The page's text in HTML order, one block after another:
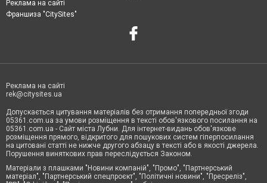
Реклама на сайті
Франшиза "CitySites"
Реклама на сайті
rek@citysites.ua
Допускається цитування матеріалів без отримання попередньої згоди
05361.com.ua за умови розміщення в тексті обов'язкового посилання на
05361.com.ua - Сайт міста Лубни. Для інтернет-видань обов'язкове
розміщення прямого, відкритого для пошукових систем гіперпосилання
на цитовані статті не нижче другого абзацу в тексті або в якості джерела.
Порушення виняткових прав переслідується Законом.
Матеріали з плашками "Новини компаній", "Промо", "Партнерський
матеріал", "Партнерський спецпроєкт", "Політичні новини", "Пресреліз",